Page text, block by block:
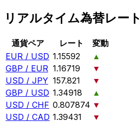
リアルタイム為替レート
通貨ペア レート
変動
EUR / USD 1.15592
▲
GBP / EUR 1.16719
▼
USD / JPY 157.821
▼
GBP / USD 1.34918
▲
USD / CHF 0.807874 ▼
USD / CAD 1.39431
▼